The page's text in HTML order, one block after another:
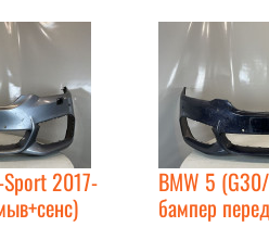
2017-
BMW 5
бампер